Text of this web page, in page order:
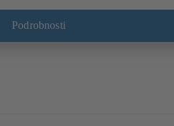
Podrobnosti